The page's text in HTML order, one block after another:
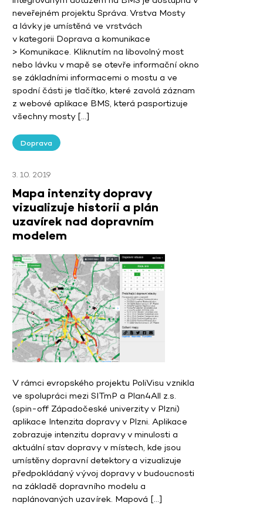
neveřejném projektu Správa. Vrstva Mosty
a lávky je umístěná ve vrstvách
v kategorii Doprava a komunikace
> Komunikace. Kliknutím na libovolný most
nebo lávku v mapě se otevře informační okno
se základními informacemi o mostu a ve
spodní části je tlačítko, které zavolá záznam
z webové aplikace BMS, která pasportizuje
všechny mosty […]
Doprava
3. 10. 2019
Mapa intenzity dopravy
vizualizuje historii a plán
uzavírek nad dopravním
modelem
V rámci evropského projektu PoliVisu vznikla
ve spolupráci mezi SITmP a Plan4All z.s.
(spin-off Západočeské univerzity v Plzni)
aplikace Intenzita dopravy v Plzni. Aplikace
zobrazuje intenzitu dopravy v minulosti a
aktuální stav dopravy v místech, kde jsou
umístěny dopravní detektory a vizualizuje
předpokládaný vývoj dopravy v budoucnosti
na základě dopravního modelu a
naplánovaných uzavírek. Mapová […]